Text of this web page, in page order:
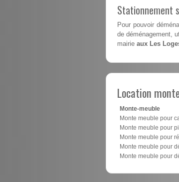
Stationnement
Pour pouvoir
de déménagement,
mairie aux Les
Location
Monte-meuble
Monte meuble pour
Monte meuble pour
Monte meuble pour
Monte meuble pour
Monte meuble pour